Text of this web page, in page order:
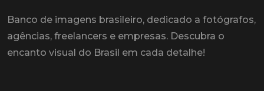
Banco de imagens brasileiro, dedicado a fotógrafos,
agências, freelancers e empresas. Descubra o
encanto visual do Brasil em cada detalhe!